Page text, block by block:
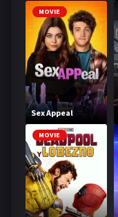
MOVIE
Sex Appeal
MOVIE